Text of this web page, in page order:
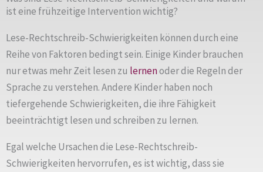
ist eine frühzeitige Intervention wichtig?
Lese-Rechtschreib-Schwierigkeiten können durch eine
Reihe von Faktoren bedingt sein. Einige Kinder brauchen
nur etwas mehr Zeit lesen zu lernenoder die Regeln der
Sprache zu verstehen. Andere Kinder haben noch
tiefergehende Schwierigkeiten, die ihre Fähigkeit
beeinträchtigt lesen und schreiben zu lernen.
Egal welche Ursachen die Lese-Rechtschreib-
Schwierigkeiten hervorrufen, es ist wichtig, dass sie